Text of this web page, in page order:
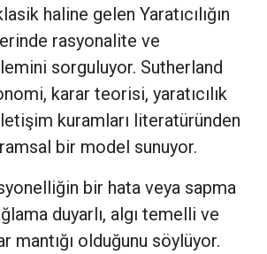
haline gelen Yaratıcılığın
rasyonalite ve
sorguluyor. Sutherland
karar teorisi, yaratıcılık
kuramları literatüründen
bir model sunuyor.
bir hata veya sapma
duyarlı, algı temelli ve
mantığı olduğunu söylüyor.